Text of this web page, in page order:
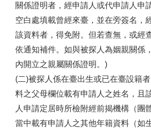
關係證明者，經申請人或代申請人申
空白處填載曾經來臺，並在旁簽名，
該資料者，得免附。但若查無，或經
依通知補件。如與被探人為姻親關係
內開立之親屬關係證明。)
(二)被探人係在臺出生或已在臺設籍
料之父母欄位載有申請人之姓名，且
人申請定居時所檢附經前揭機構（團
當中載有申請人之其他年籍資料（如